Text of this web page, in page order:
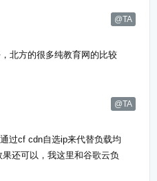
@TA
北方的很多纯教育网的比较
@TA
过cf cdn自选ip来代替负载均
还可以，我这里和谷歌云负